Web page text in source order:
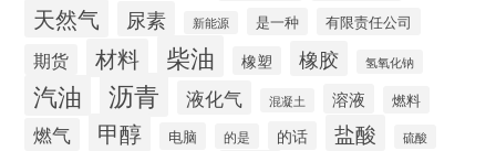
天然气 尿素 新能源 是一种 有限责任公司
期货 材料 柴油 橡塑 橡胶 氢氧化钠
汽油 沥青 液化气 混凝土 溶液 燃料
燃气 甲醇 电脑 的是 的话 盐酸 硫酸